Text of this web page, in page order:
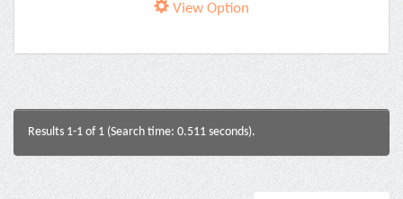
View Option
Results 1-1 of 1 (Search time: 0.511 seconds).